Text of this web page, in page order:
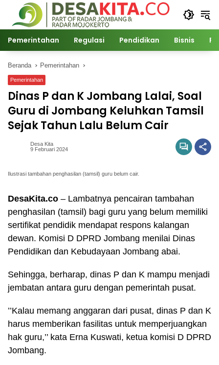
Langsung
konten
Pemerintahan Regulasi Pendidikan Bisnis
Beranda Pemerintahan
Pemerintahan
Dinas P dan K Jombang Lalai, Soal
Guru di Jombang Keluhkan Tamsil
Sejak Tahun Lalu Belum Cair
Desa Kita
9 Februari 2024
Ilustrasi tambahan penghasilan (tamsil) guru belum cair.
DesaKita.co – Lambatnya pencairan tambahan
penghasilan (tamsil) bagi guru yang belum memiliki
sertifikat pendidik mendapat respons kalangan
dewan. Komisi D DPRD Jombang menilai Dinas
Pendidikan dan Kebudayaan Jombang abai.
Sehingga, berharap, dinas P dan K mampu menjadi
jembatan antara guru dengan pemerintah pusat.
’’Kalau memang anggaran dari pusat, dinas P dan K
harus memberikan fasilitas untuk memperjuangkan
hak guru,’’ kata Erna Kuswati, ketua komisi D DPRD
Jombang.